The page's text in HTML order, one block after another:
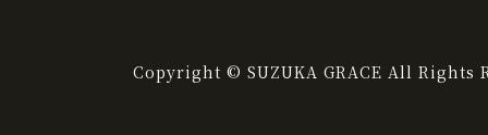
Copyright © SUZUKA GRACE All Rights